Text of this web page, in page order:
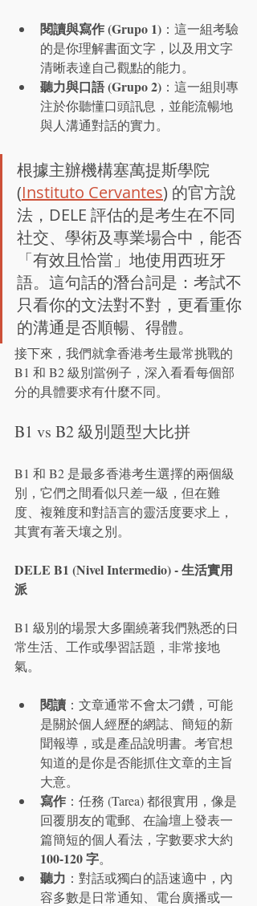
閱讀與寫作 (Grupo 1) ：這一組考驗
的是你理解書面文字，以及用文字
清晰表達自己觀點的能力。
聽力與口語 (Grupo 2) ：這一組則專
注於你聽懂口頭訊息，並能流暢地
與人溝通對話的實力。
根據主辦機構塞萬提斯學院
(Instituto Cervantes) 的官方說
法，DELE 評估的是考生在不同
社交、學術及專業場合中，能否
「有效且恰當」地使用西班牙
語。這句話的潛台詞是：考試不
只看你的文法對不對，更看重你
的溝通是否順暢、得體。
接下來，我們就拿香港考生最常挑戰的
B1 和 B2 級別當例子，深入看看每個部
分的具體要求有什麼不同。
B1 vs B2 級別題型大比拼
B1 和 B2 是最多香港考生選擇的兩個級
別，它們之間看似只差一級，但在難
度、複雜度和對語言的靈活度要求上，
其實有著天壤之別。
DELE B1 (Nivel Intermedio) - 生活實用
派
B1 級別的場景大多圍繞著我們熟悉的日
常生活、工作或學習話題，非常接地
氣。
閱讀 ：文章通常不會太刁鑽，可能
是關於個人經歷的網誌、簡短的新
聞報導，或是產品說明書。考官想
知道的是你是否能抓住文章的主旨
大意。
寫作 ：任務 (Tarea) 都很實用，像是
回覆朋友的電郵、在論壇上發表一
篇簡短的個人看法，字數要求大約
100-120 字。
聽力 ：對話或獨白的語速適中，內
容多數是日常通知、電台廣播或一